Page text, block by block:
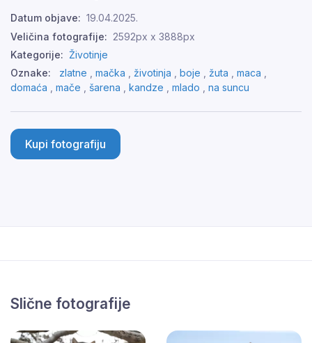
Datum objave: 19.04.2025.
Veličina fotografije: 2592px x 3888px
Kategorije: Životinje
Oznake:
zlatne mačka životinja boje žuta maca
domaća
mače šarena kandze mlado na suncu
Kupi fotografiju
Slične fotografije